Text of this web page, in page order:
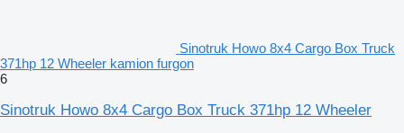
Sinotruk Howo 8x4 Cargo Box Truck
371hp 12 Wheeler kamion furgon
6
Sinotruk Howo 8x4 Cargo Box Truck 371hp 12 Wheeler